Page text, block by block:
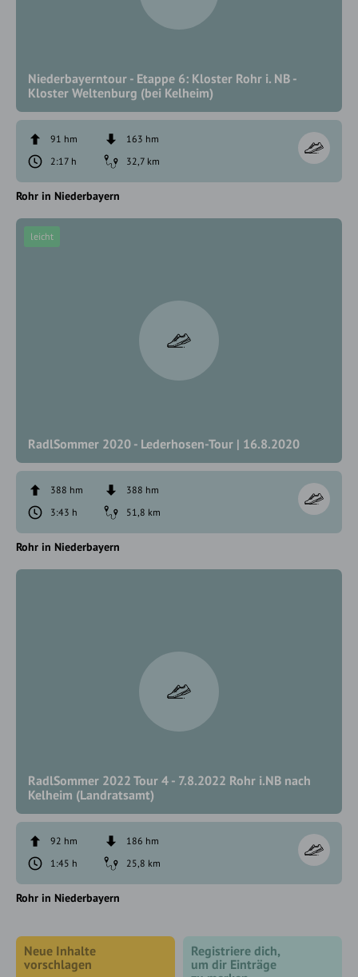
Niederbayerntour - Etappe 6: Kloster Rohr i. NB -
Kloster Weltenburg (bei Kelheim)
91 hm
163 hm
2:17 h
32,7 km
Rohr in Niederbayern
RadlSommer 2020 - Lederhosen-Tour | 16.8.2020
leicht
388 hm
388 hm
3:43 h
51,8 km
Rohr in Niederbayern
RadlSommer 2022 Tour 4 - 7.8.2022 Rohr i.NB nach
Kelheim (Landratsamt)
92 hm
186 hm
1:45 h
25,8 km
Rohr in Niederbayern
Neue Inhalte
vorschlagen
Registriere dich,
um dir Einträge